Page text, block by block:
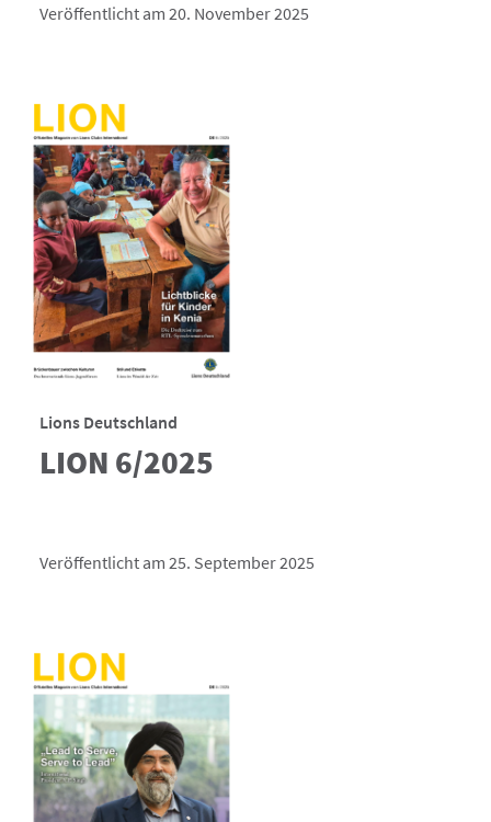
Veröffentlicht am 20. November 2025
Lions Deutschland
LION 6/2025
Veröffentlicht am 25. September 2025